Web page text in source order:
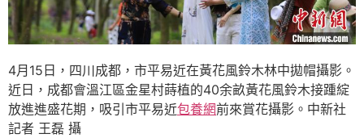
4月15日，四川成都，市平易近在黃花風鈴木林中拋帽攝影。
近日，成都會溫江區金星村蒔植的40余畝黃花風鈴木接踵綻
放進進盛花期，吸引市平易近包養網前來賞花攝影。中新社
記者 王磊 攝